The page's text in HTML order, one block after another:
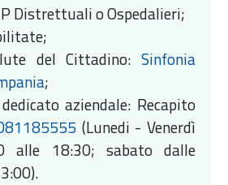
Distrettuali o Ospedalieri;
del Cittadino: Sinfonia
;
aziendale: Recapito
(Lunedi - Venerdì
alle 18:30; sabato dalle